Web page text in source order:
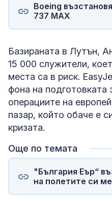
Boeing
737 МАX
Базираната в Лутън,
15 000 служители,
места са в риск.
фона на подготовката
операциите на
пазар, който обаче е
кризата.
Още по темата
"България Еър“
на полетите си